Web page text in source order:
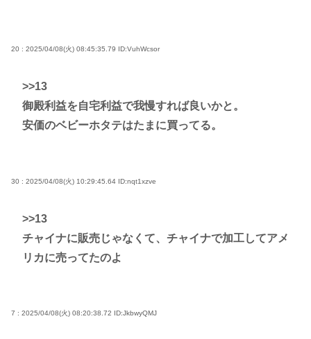
20 : 2025/04/08(火) 08:45:35.79 ID:VuhWcsor
>>13
御殿利益を自宅利益で我慢すれば良いかと。
安価のベビーホタテはたまに買ってる。
30 : 2025/04/08(火) 10:29:45.64 ID:nqt1xzve
>>13
チャイナに販売じゃなくて、チャイナで加工してアメ
リカに売ってたのよ
7 : 2025/04/08(火) 08:20:38.72 ID:JkbwyQMJ